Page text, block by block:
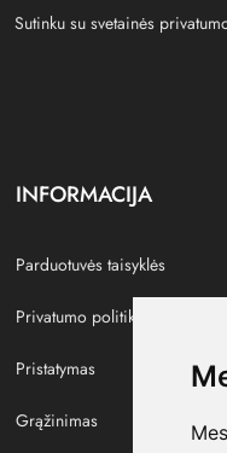
Sutinku su svetainės
INFORMACIJA
Parduotuvės taisyklės
Privatumo politika
Pristatymas
Grąžinimas